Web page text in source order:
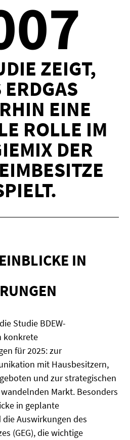
ZEIGT,
ERDGAS
EINE
ROLLE IM
DER
IN
Studie BDEW-
konkrete
für 2025: zur
mit Hausbesitzern,
und zur strategischen
Markt. Besonders
in geplante
Auswirkungen des
(GEG), die wichtige